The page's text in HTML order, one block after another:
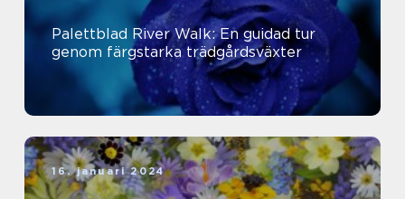
Palettblad River Walk: En guidad tur
genom färgstarka trädgårdsväxter
16. januari 2024